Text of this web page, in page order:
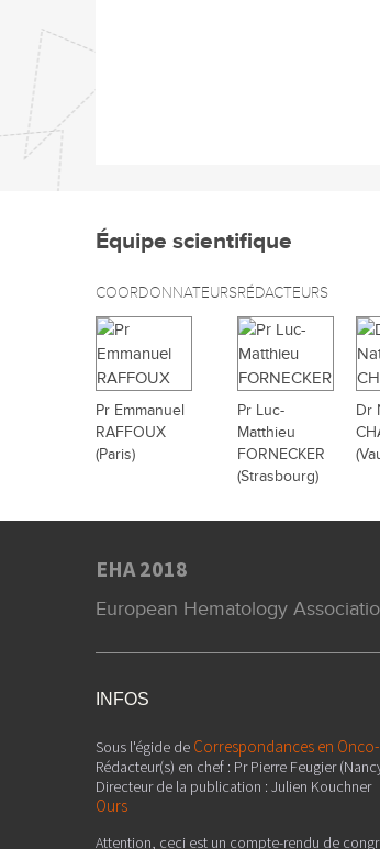
Équipe scientifique
COORDONNATEURS
Pr Emmanuel
RAFFOUX
(Paris)
RÉDACTEURS
Pr Luc-
Matthieu
FORNECKER
(Strasbourg)
Dr
EHA 2018
European Hematology
INFOS
Sous l'égide de Correspondances en
Rédacteur(s) en chef : Pr Pierre Feugier
Directeur de la publication : Julien Kouchner
Ours
Attention, ceci est un compte-rendu de